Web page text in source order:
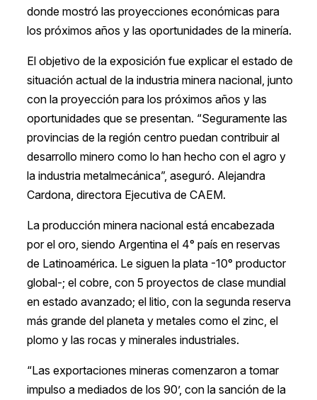
donde mostró las proyecciones económicas para
los próximos años y las oportunidades de la minería.
El objetivo de la exposición fue explicar el estado de
situación actual de la industria minera nacional, junto
con la proyección para los próximos años y las
oportunidades que se presentan. “Seguramente las
provincias de la región centro puedan contribuir al
desarrollo minero como lo han hecho con el agro y
la industria metalmecánica”, aseguró. Alejandra
Cardona, directora Ejecutiva de CAEM.
La producción minera nacional está encabezada
por el oro, siendo Argentina el 4° país en reservas
de Latinoamérica. Le siguen la plata -10° productor
global-; el cobre, con 5 proyectos de clase mundial
en estado avanzado; el litio, con la segunda reserva
más grande del planeta y metales como el zinc, el
plomo y las rocas y minerales industriales.
“Las exportaciones mineras comenzaron a tomar
impulso a mediados de los 90’, con la sanción de la